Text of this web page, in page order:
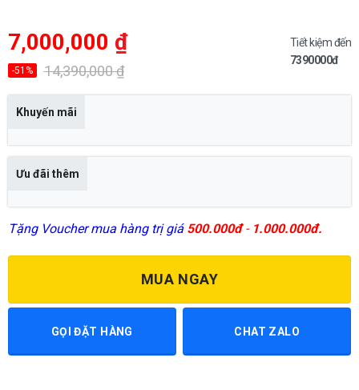
14,390,000₫
Giá
gốc
14,390,000 ₫.
7,000,000 ₫
Giá
hiện
tại
là:
7,000,000 ₫.
Tiết kiệm đến
7390000đ
-51%
Khuyến mãi
Ưu đãi thêm
Tặng Voucher mua hàng trị giá 500.000đ-1.000.000đ.
MUA NGAY
GỌI ĐẶT HÀNG CHAT ZALO